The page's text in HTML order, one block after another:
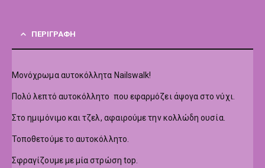
ΠΕΡΙΓΡΑΦΉ
Μονόχρωμα αυτοκόλλητα Nailswalk!
Πολύ λεπτό αυτοκόλλητο που εφαρμόζει άψογα στο νύχι.
Στο ημιμόνιμο και τζελ, αφαιρούμε την κολλώδη ουσία.
Τοποθετούμε το αυτοκόλλητο.
Σφραγίζουμε με μία στρώση top.